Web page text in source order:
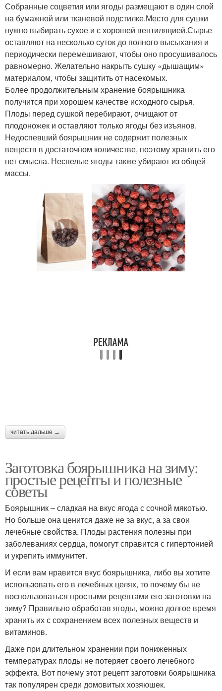
Собранные соцветия или ягоды размещают в один слой
на бумажной или тканевой подстилке.Место для сушки
нужно выбирать сухое и с хорошей вентиляцией.Сырье
оставляют на несколько суток до полного высыхания и
периодически перемешивают, чтобы оно просушивалось
равномерно. Желательно накрыть сушку «дышащим»
материалом, чтобы защитить от насекомых.
Более продолжительным хранение боярышника
получится при хорошем качестве исходного сырья.
Плоды перед сушкой перебирают, очищают от
плодоножек и оставляют только ягоды без изъянов.
Недоспевший боярышник не содержит полезных
веществ в достаточном количестве, поэтому хранить его
нет смысла. Неспелые ягоды также убирают из общей
массы.
читать дальше →
Заготовка боярышника на зиму:
простые рецепты и полезные
советы
Боярышник – сладкая на вкус ягода с сочной мякотью.
Но больше она ценится даже не за вкус, а за свои
лечебные свойства. Плоды растения полезны при
заболеваниях сердца, помогут справится с гипертонией
и укрепить иммунитет.
И если вам нравится вкус боярышника, либо вы хотите
использовать его в лечебных целях, то почему бы не
воспользоваться простыми рецептами его заготовки на
зиму? Правильно обработав ягоды, можно долгое время
хранить их с сохранением всех полезных веществ и
витаминов.
Даже при длительном хранении при пониженных
температурах плоды не потеряет своего лечебного
эффекта. Вот почему этот рецепт заготовки боярышника
так популярен среди домовитых хозяюшек.